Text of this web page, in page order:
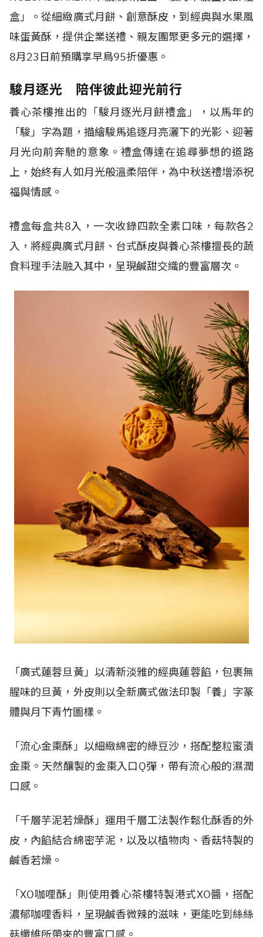
盒」。從細緻廣式月餅、創意酥皮，到經典與水果風
味蛋黃酥，提供企業送禮、親友團聚更多元的選擇，
8月23 日前預購享早鳥95折優惠。
駿月逐光 陪伴彼此迎光前行
養心茶樓推出的「駿月逐光月餅禮盒」，以馬年的
「駿」字為題，描繪駿馬追逐月亮灑下的光影、迎著
月光向前奔馳的意象。禮盒傳達在追尋夢想的道路
上，始終有人如月光般溫柔陪伴，為中秋送禮增添祝
福與情感。
禮盒每盒共8入，一次收錄四款全素口味，每款各2
入，將經典廣式月餅、台式酥皮與養心茶樓擅長的蔬
食料理手法融入其中，呈現鹹甜交織的豐富層次。
「廣式蓮蓉旦黃」以清新淡雅的經典蓮蓉餡，包裹無
腥味的旦黃，外皮則以全新廣式做法印製「養」字篆
體與月下青竹圖樣。
「流心金棗酥」以細緻綿密的綠豆沙，搭配整粒蜜漬
金棗。天然釀製的金棗入口Q彈，帶有流心般的濕潤
口感。
「千層芋泥若燥酥」運用千層工法製作鬆化酥香的外
皮，內餡結合綿密芋泥，以及以植物肉、香菇特製的
鹹香若燥。
「XO咖哩酥」則使用養心茶樓特製港式XO醬，搭配
濃郁咖哩香料，呈現鹹香微辣的滋味，更能吃到絲絲